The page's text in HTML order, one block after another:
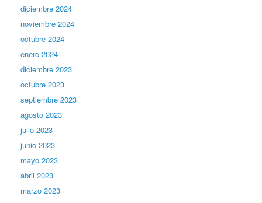
diciembre 2024
noviembre 2024
octubre 2024
enero 2024
diciembre 2023
octubre 2023
septiembre 2023
agosto 2023
julio 2023
junio 2023
mayo 2023
abril 2023
marzo 2023